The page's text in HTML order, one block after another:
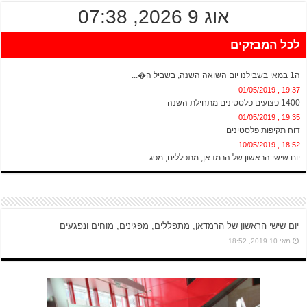
אוג 9 2026, 07:38
לכל המבזקים
ה1 במאי בשבילנו יום השואה השנה, בשביל ה�...
19:37 , 01/05/2019
1400 פצועים פלסטינים מתחילת השנה
19:35 , 01/05/2019
דוח תקיפות פלסטינים
18:52 , 10/05/2019
יום שישי הראשון של הרמדאן, מתפללים, מפג...
יום שישי הראשון של הרמדאן, מתפללים, מפגינים, מוחים ונפגעים
מאי 10 2019, 18:52